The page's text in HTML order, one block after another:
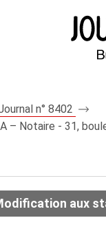
n° 8402
– Notaire - 31,
aux